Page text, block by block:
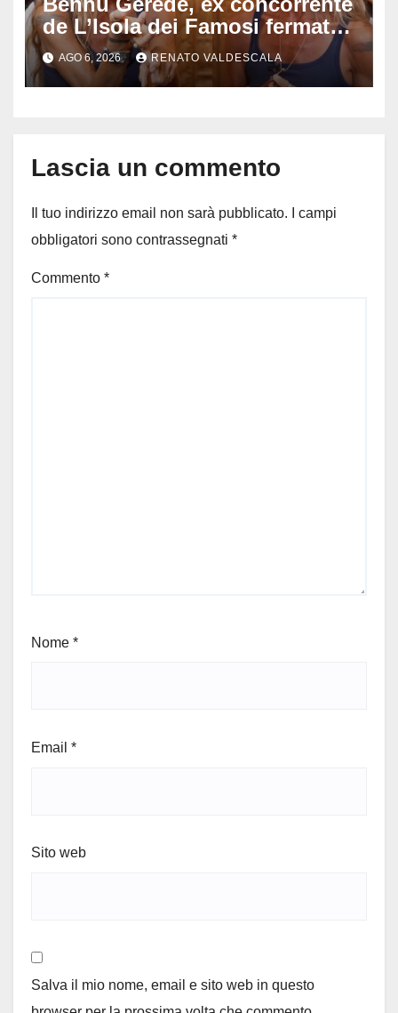
de L’Isola dei Famosi fermata
dopo una diretta: cosa ha
mostrato e perché ora rischia
un processo
AGO 6, 2026 RENATO VALDESCALA
Lascia un commento
Il tuo indirizzo email non sarà pubblicato.
I campi
obbligatori sono contrassegnati *
Commento *
Nome *
Email *
Sito web
Salva il mio nome, email e sito web in questo